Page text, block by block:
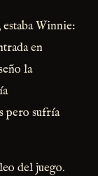
Winnie:
en
la
pero sufría
del juego.